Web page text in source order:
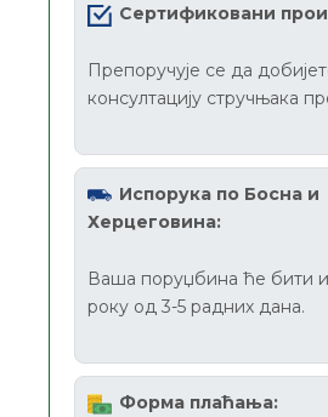
Сертификовани
Препоручује се да
консултацију стручњака
Испорука по Босна и
Херцеговина:
Ваша поруџбина ће бити
року од 3-5 радних дана.
Форма плаћања: